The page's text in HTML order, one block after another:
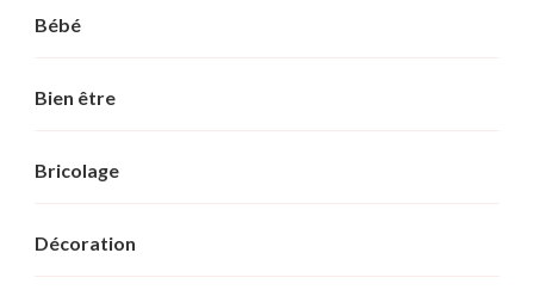
Bébé
Bien être
Bricolage
Décoration